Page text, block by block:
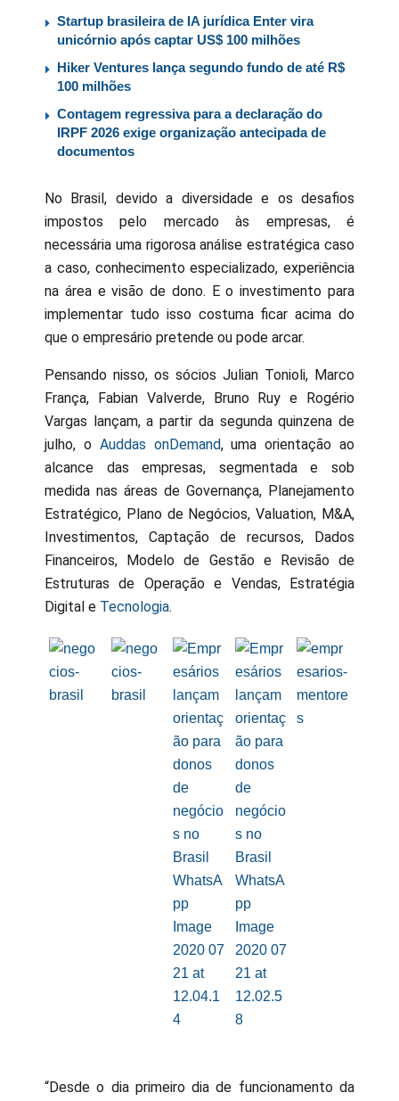
Startup brasileira de IA jurídica Enter vira
unicórnio após captar US$ 100 milhões
Hiker Ventures lança segundo fundo de até R$
100 milhões
Contagem regressiva para a declaração do
IRPF 2026 exige organização antecipada de
documentos
No Brasil, devido a diversidade e os desafios
impostos pelo mercado às empresas, é
necessária uma rigorosa análise estratégica caso
a caso, conhecimento especializado, experiência
na área e visão de dono. E o investimento para
implementar tudo isso costuma ficar acima do
que o empresário pretende ou pode arcar.
Pensando nisso, os sócios Julian Tonioli, Marco
França, Fabian Valverde, Bruno Ruy e Rogério
Vargas lançam, a partir da segunda quinzena de
julho, o Auddas onDemand, uma orientação ao
alcance das empresas, segmentada e sob
medida nas áreas de Governança, Planejamento
Estratégico, Plano de Negócios, Valuation, M&A,
Investimentos, Captação de recursos, Dados
Financeiros, Modelo de Gestão e Revisão de
Estruturas de Operação e Vendas, Estratégia
Digital e Tecnologia.
“Desde o dia primeiro dia de funcionamento da